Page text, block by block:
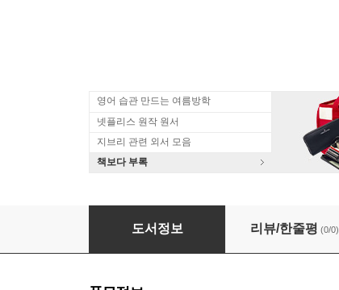
영어 습관 만드는 여름방학
넷플리스 원작 원서
지브리 관련 외서 모음
책보다 부록
The Journey to a New Life
도서정보 리뷰/한줄평 (0/0)